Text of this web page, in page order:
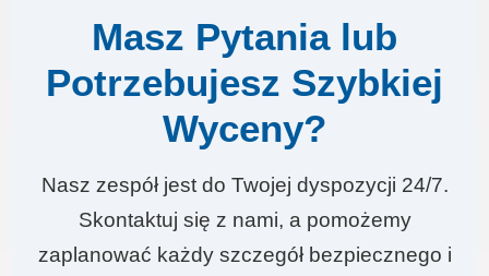
Masz Pytania lub
Potrzebujesz Szybkiej
Wyceny?
Nasz zespół jest do Twojej dyspozycji 24/7.
Skontaktuj się z nami, a pomożemy
zaplanować każdy szczegół bezpiecznego i